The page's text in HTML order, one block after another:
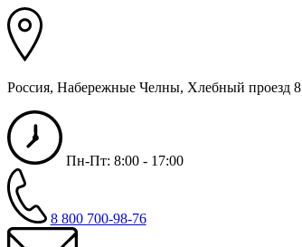
Россия, Набережные Челны, Хлебный проезд 8
Пн-Пт: 8:00 - 17:00
8 800 700-98-76